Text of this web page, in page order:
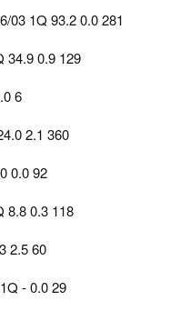
03 1Q 93.2 0.0 281
34.9 0.9 129
6
2.1 360
0.0 92
8.8 0.3 118
2.5 60
- 0.0 29